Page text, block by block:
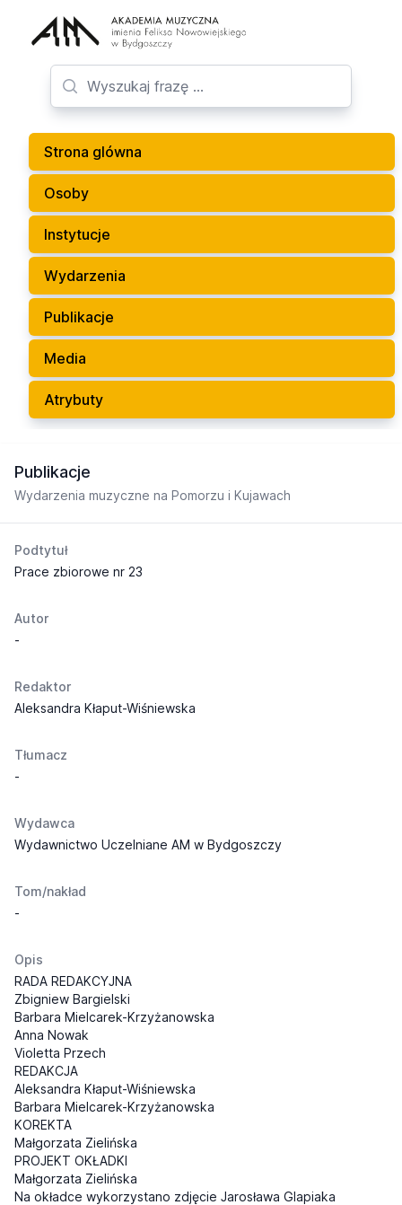
Strona glówna
Osoby
Instytucje
Wydarzenia
Publikacje
Media
Atrybuty
Publikacje
Wydarzenia muzyczne na Pomorzu i Kujawach
Podtytuł
Prace zbiorowe nr 23
Autor
-
Redaktor
Aleksandra Kłaput-Wiśniewska
Tłumacz
-
Wydawca
Wydawnictwo Uczelniane AM w Bydgoszczy
Tom/nakład
-
Opis
RADA REDAKCYJNA
Zbigniew Bargielski
Barbara Mielcarek-Krzyżanowska
Anna Nowak
Violetta Przech
REDAKCJA
Aleksandra Kłaput-Wiśniewska
Barbara Mielcarek-Krzyżanowska
KOREKTA
Małgorzata Zielińska
PROJEKT OKŁADKI
Małgorzata Zielińska
Na okładce wykorzystano zdjęcie Jarosława Glapiaka